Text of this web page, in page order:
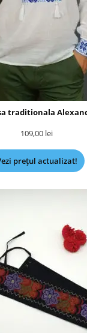
traditionala
109,00 lei
prețul actualizat!